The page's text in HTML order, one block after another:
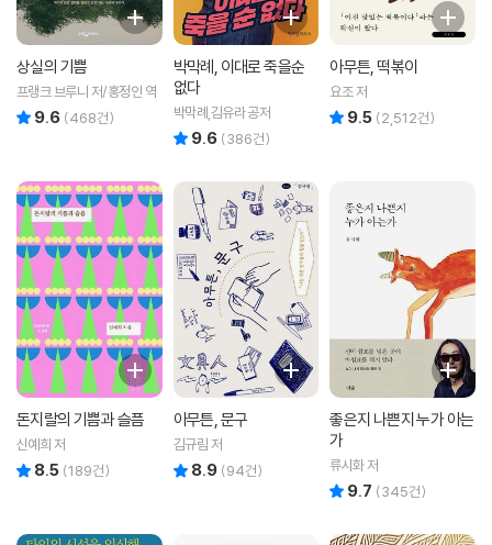
상실의 기쁨
프랭크 브루니 저/홍정인 역
9.6 (468건)
박막례, 이대로 죽을순
없다
박막례,김유라 공저
9.6 (386건)
아무튼, 떡볶이
요조 저
9.5 (2,512건)
돈지랄의 기쁨과 슬픔
신예희 저
8.5 (189건)
아무튼, 문구
김규림 저
8.9 (94건)
좋은지 나쁜지 누가 아는
가
류시화 저
9.7 (345건)